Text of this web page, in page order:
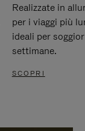
Realizzate in
per i viaggi più
ideali per
settimane.
SCOPRI